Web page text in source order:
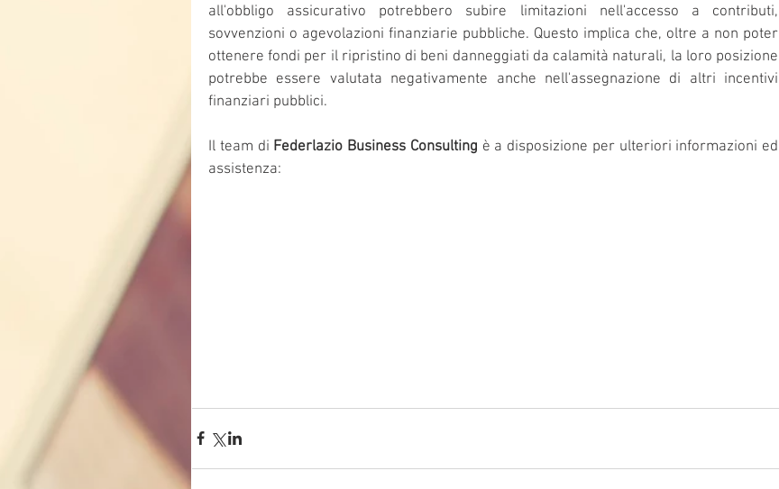
all'obbligo assicurativo potrebbero subire limitazioni nell'accesso a contributi,
sovvenzioni o agevolazioni finanziarie pubbliche. Questo implica che, oltre a non poter
ottenere fondi per il ripristino di beni danneggiati da calamità naturali, la loro posizione
potrebbe essere valutata negativamente anche nell'assegnazione di altri incentivi
finanziari pubblici.
Il team di Federlazio Business Consulting è a disposizione per ulteriori informazioni ed
assistenza: